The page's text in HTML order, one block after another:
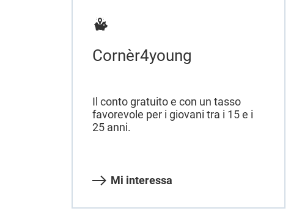
Cornèr4young
Il conto gratuito e con un tasso
favorevole per i giovani tra i 15 e i
25 anni.
Mi interessa